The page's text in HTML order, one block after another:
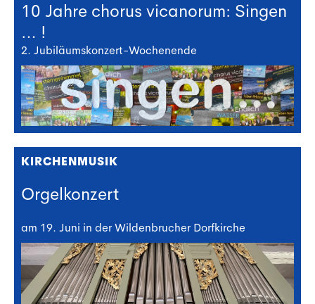
10 Jahre chorus vicanorum: Singen
… !
2. Jubiläumskonzert-Wochenende
KIRCHENMUSIK
Orgelkonzert
am 19. Juni in der Wildenbrucher Dorfkirche